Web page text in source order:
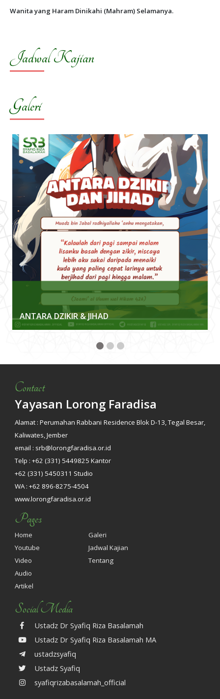
Wanita yang Haram Dinikahi (Mahram) Selamanya.
Jadwal Kajian
Galeri
ANTARA DZIKIR & JIHAD
Contact
Yayasan Lorong Faradisa
Alamat : Perumahan Rabbani Residence Blok D-13, Tegal Besar,
Kaliwates, Jember
email : srb@lorongfaradisa.or.id
Telp : +62 (331) 5449825 Kantor
+62 (331) 5450311 Studio
WA : +62 896-8275-4504
www.lorongfaradisa.or.id
Pages
Home
Youtube
Video
Audio
Artikel
Galeri
Jadwal Kajian
Tentang
Social Media
Ustadz Dr Syafiq Riza Basalamah
Ustadz Dr Syafiq Riza Basalamah MA
ustadzsyafiq
Ustadz Syafiq
syafiqrizabasalamah_official